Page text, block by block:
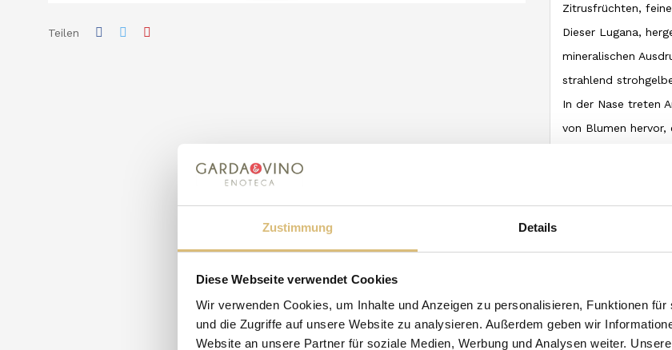
Zustimmung Details
Diese Webseite verwendet Cookies
Wir verwenden Cookies, um Inhalte und Anzeigen zu personalisieren, Funktionen
und die Zugriffe auf unsere Website zu analysieren. Außerdem geben wir
Website an unsere Partner für soziale Medien, Werbung und Analysen weiter.
Teilen
Zitrusfrüchten,
Dieser Lugana,
mineralischen
strahlend
In der Nase treten
von Blumen hervor,
Stein, typisch für
lebhaft, mit einer
Die Reifung in
schafft einen
Lugana DOC,
mineralischer
in Betontanks
Zitrusfrüchten,